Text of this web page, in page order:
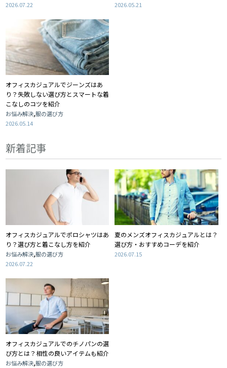
2026.07.22
2026.05.21
オフィスカジュアルでジーンズはあ
り？失敗しない選び方とスマートな着
こなしのコツを紹介
お悩み解決,服の選び方
2026.05.14
新着記事
オフィスカジュアルでポロシャツはあ
り？選び方と着こなし方を紹介
お悩み解決,服の選び方
2026.07.22
夏のメンズオフィスカジュアルとは？
選び方・おすすめコーデを紹介
2026.07.15
オフィスカジュアルでのチノパンの選
び方とは？相性の良いアイテムも紹介
お悩み解決,服の選び方